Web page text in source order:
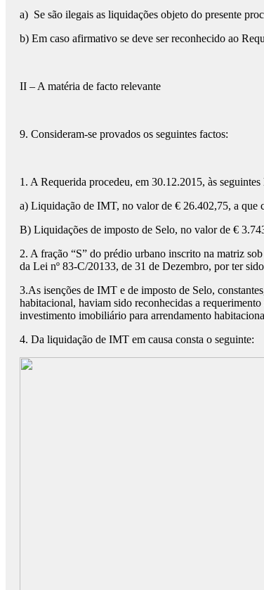
a) Se são ilegais as liquidações objeto do presente
b) Em caso afirmativo se deve ser reconhecido ao
II – A matéria de facto relevante
9. Consideram-se provados os seguintes factos:
1. A Requerida procedeu, em 30.12.2015, às
a) Liquidação de IMT, no valor de € 26.402,75, a que
B) Liquidações de imposto de Selo, no valor de €
2. A fração “S” do prédio urbano inscrito na matriz
da Lei nº 83-C/20133, de 31 de Dezembro, por ter
3.As isenções de IMT e de imposto de Selo,
habitacional, haviam sido reconhecidas a
investimento imobiliário para arrendamento
4. Da liquidação de IMT em causa consta o seguinte: